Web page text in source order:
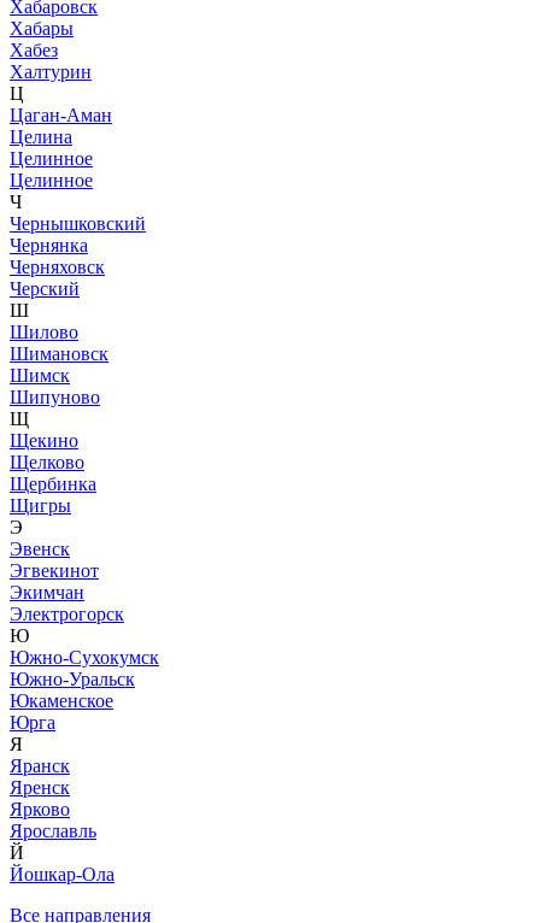
Хабаровск
Хабары
Хабез
Халтурин
Ц
Цаган-Аман
Целина
Целинное
Целинное
Ч
Чернышковский
Чернянка
Черняховск
Черский
Ш
Шилово
Шимановск
Шимск
Шипуново
Щ
Щекино
Щелково
Щербинка
Щигры
Э
Эвенск
Эгвекинот
Экимчан
Электрогорск
Ю
Южно-Сухокумск
Южно-Уральск
Юкаменское
Юрга
Я
Яранск
Яренск
Ярково
Ярославль
Й
Йошкар-Ола
Все направления